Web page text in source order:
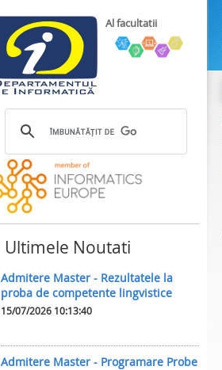
Al facultatii
Ultimele Noutati
Admitere Master - Rezultatele la
proba de competente lingvistice
15/07/2026 10:13:40
Admitere Master - Programare Probe